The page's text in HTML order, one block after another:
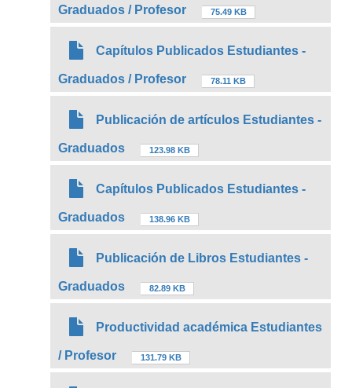
Graduados / Profesor 75.49 KB
Capítulos Publicados Estudiantes -
Graduados / Profesor 78.11 KB
Publicación de artículos Estudiantes -
Graduados 123.98 KB
Capítulos Publicados Estudiantes -
Graduados 138.96 KB
Publicación de Libros Estudiantes -
Graduados 82.89 KB
Productividad académica Estudiantes
/ Profesor 131.79 KB